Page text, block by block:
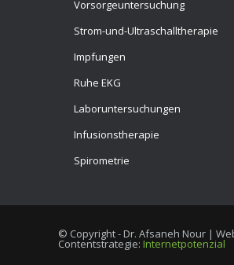
Vorsorgeuntersuchung
Strom-und-Ultraschalltherapie
Impfungen
Ruhe EKG
Laboruntersuchungen
Infusionstherapie
Spirometrie
© Copyright - Dr. Afsaneh Nour |
Contentstrategie: Internetpotenzial